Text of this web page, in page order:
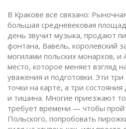
В Кракове всё связано:
большая средневековая
день звучит музыка, продают
фонтана, Вавель, королевский
могилами польских монархов, и
место, которое меняет взгляд
уважения и подготовки. Эти
точки на карте, а три
и тишина. Многие приезжают
требует времени — чтобы
Польского, попробовать